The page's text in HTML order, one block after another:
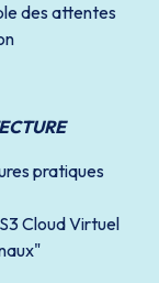
des attentes
pratiques
Cloud Virtuel